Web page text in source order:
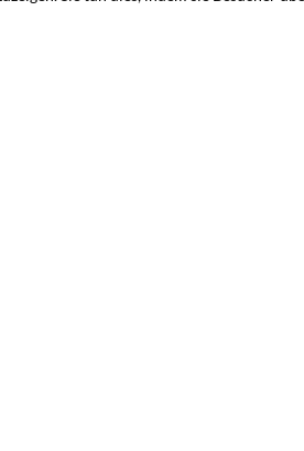
die es dem Fahrer
Diese Modi beeinflussen
Getriebe, Gasannahme,
aber in der Regel:
und zurückhaltender